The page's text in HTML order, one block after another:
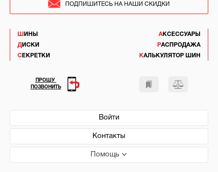
ШИНЫ
ДИСКИ
СЕКРЕТКИ
АКСЕССУАРЫ
РАСПРОДАЖА
КАЛЬКУЛЯТОР ШИН
Войти
Контакты
Помощь
ПОДПИШИТЕСЬ НА НАШИ СКИДКИ
ПРОШУ
ПОЗВОНИТЬ